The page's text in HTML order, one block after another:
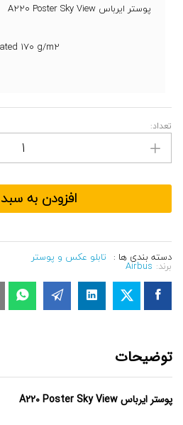
پوستر ایرباس A220 Poster Sky View
170 g/m2
مقدار
پوستر
ایرباس
A220
Poster
View
تعداد:
افزودن به
دسته بندی ها : تابلو عکس و پوستر
برند: Airbus
توضیحات
پوستر ایرباس A220 Poster Sky View